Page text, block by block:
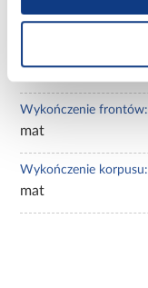
bez lustra
kilkudrzwiowe
Wykończenie frontów:
mat
Wykończenie korpusu:
mat